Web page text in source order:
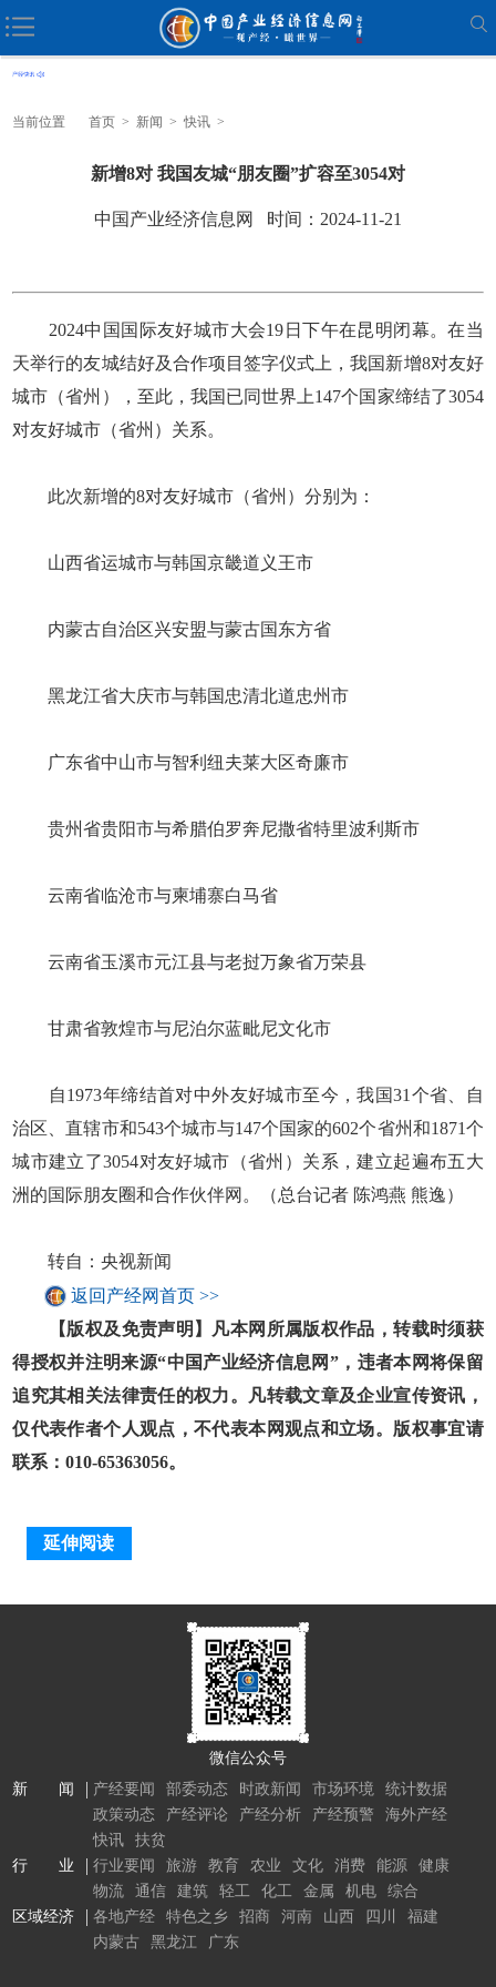
当前位置 首页 > 新闻 > 快讯 >
新增8对 我国友城“朋友圈”扩容至3054对
中国产业经济信息网 时间：2024-11-21
2024中国国际友好城市大会19日下午在昆明闭幕。在当
天举行的友城结好及合作项目签字仪式上，我国新增8对友好
城市（省州），至此，我国已同世界上147个国家缔结了3054
对友好城市（省州）关系。
此次新增的8对友好城市（省州）分别为：
山西省运城市与韩国京畿道义王市
内蒙古自治区兴安盟与蒙古国东方省
黑龙江省大庆市与韩国忠清北道忠州市
广东省中山市与智利纽夫莱大区奇廉市
贵州省贵阳市与希腊伯罗奔尼撒省特里波利斯市
云南省临沧市与柬埔寨白马省
云南省玉溪市元江县与老挝万象省万荣县
甘肃省敦煌市与尼泊尔蓝毗尼文化市
自1973年缔结首对中外友好城市至今，我国31个省、自
治区、直辖市和543个城市与147个国家的602个省州和1871个
城市建立了3054对友好城市（省州）关系，建立起遍布五大
洲的国际朋友圈和合作伙伴网。（总台记者 陈鸿燕 熊逸）
转自：央视新闻
返回产经网首页 >>
【版权及免责声明】凡本网所属版权作品，转载时须获
得授权并注明来源“中国产业经济信息网”，违者本网将保留
追究其相关法律责任的权力。凡转载文章及企业宣传资讯，
仅代表作者个人观点，不代表本网观点和立场。版权事宜请
联系：010-65363056。
延伸阅读
微信公众号
新 闻
产经要闻 部委动态 时政新闻 市场环境
统计数据
政策动态
产经评论 产经分析 产经预警
海外产经
快讯
扶贫
行 业
行业要闻 旅游 教育 农业 文化 消费 能源
健康
物流
通信 建筑 轻工 化工 金属 机电
综合
区域经济
各地产经 特色之乡 招商 河南 山西 四川
福建
内蒙古
黑龙江 广东